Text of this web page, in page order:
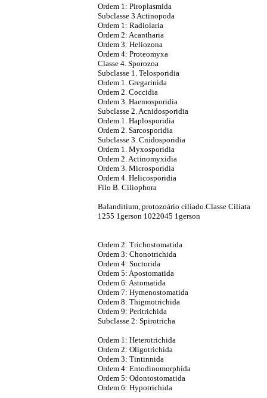
Ordem 1: Piroplasmida
Subclasse 3 Actinopoda
Ordem 1: Radiolaria
Ordem 2: Acantharia
Ordem 3: Heliozona
Ordem 4: Proteomyxa
Classe 4. Sporozoa
Subclasse 1. Telosporidia
Ordem 1. Gregarinida
Ordem 2. Coccidia
Ordem 3. Haemosporidia
Subclasse 2. Acnidosporidia
Ordem 1. Haplosporidia
Ordem 2. Sarcosporidia
Subclasse 3. Cnidosporidia
Ordem 1. Myxosporidia
Ordem 2. Actinomyxidia
Ordem 3. Microsporidia
Ordem 4. Helicosporidia
Filo B. Ciliophora
Balanditium, protozoário ciliado.Classe Ciliata
1255 1gerson 1022045 1gerson
Ordem 2: Trichostomatida
Ordem 3: Chonotrichida
Ordem 4: Suctorida
Ordem 5: Apostomatida
Ordem 6: Astomatida
Ordem 7: Hymenostomatida
Ordem 8: Thigmotrichida
Ordem 9: Peritrichida
Subclasse 2: Spirotricha
Ordem 1: Heterotrichida
Ordem 2: Oligotrichida
Ordem 3: Tintinnida
Ordem 4: Entodinomorphida
Ordem 5: Odontostomatida
Ordem 6: Hypotrichida